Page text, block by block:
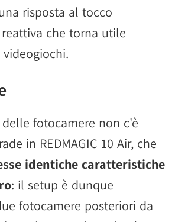
risposta al tocco
che torna utile
fotocamere non c'è
in REDMAGIC 10 Air, che
identiche caratteristiche
: il setup è dunque
fotocamere posteriori da